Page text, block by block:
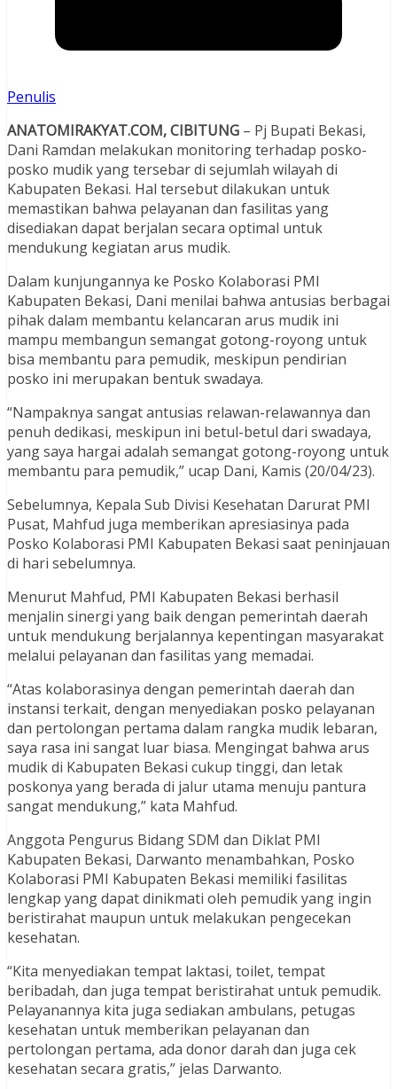
Penulis
ANATOMIRAKYAT.COM, CIBITUNG – Pj Bupati Bekasi,
Dani Ramdan melakukan monitoring terhadap posko-
posko mudik yang tersebar di sejumlah wilayah di
Kabupaten Bekasi. Hal tersebut dilakukan untuk
memastikan bahwa pelayanan dan fasilitas yang
disediakan dapat berjalan secara optimal untuk
mendukung kegiatan arus mudik.
Dalam kunjungannya ke Posko Kolaborasi PMI
Kabupaten Bekasi, Dani menilai bahwa antusias berbagai
pihak dalam membantu kelancaran arus mudik ini
mampu membangun semangat gotong-royong untuk
bisa membantu para pemudik, meskipun pendirian
posko ini merupakan bentuk swadaya.
“Nampaknya sangat antusias relawan-relawannya dan
penuh dedikasi, meskipun ini betul-betul dari swadaya,
yang saya hargai adalah semangat gotong-royong untuk
membantu para pemudik,” ucap Dani, Kamis (20/04/23).
Sebelumnya, Kepala Sub Divisi Kesehatan Darurat PMI
Pusat, Mahfud juga memberikan apresiasinya pada
Posko Kolaborasi PMI Kabupaten Bekasi saat peninjauan
di hari sebelumnya.
Menurut Mahfud, PMI Kabupaten Bekasi berhasil
menjalin sinergi yang baik dengan pemerintah daerah
untuk mendukung berjalannya kepentingan masyarakat
melalui pelayanan dan fasilitas yang memadai.
“Atas kolaborasinya dengan pemerintah daerah dan
instansi terkait, dengan menyediakan posko pelayanan
dan pertolongan pertama dalam rangka mudik lebaran,
saya rasa ini sangat luar biasa. Mengingat bahwa arus
mudik di Kabupaten Bekasi cukup tinggi, dan letak
poskonya yang berada di jalur utama menuju pantura
sangat mendukung,” kata Mahfud.
Anggota Pengurus Bidang SDM dan Diklat PMI
Kabupaten Bekasi, Darwanto menambahkan, Posko
Kolaborasi PMI Kabupaten Bekasi memiliki fasilitas
lengkap yang dapat dinikmati oleh pemudik yang ingin
beristirahat maupun untuk melakukan pengecekan
kesehatan.
“Kita menyediakan tempat laktasi, toilet, tempat
beribadah, dan juga tempat beristirahat untuk pemudik.
Pelayanannya kita juga sediakan ambulans, petugas
kesehatan untuk memberikan pelayanan dan
pertolongan pertama, ada donor darah dan juga cek
kesehatan secara gratis,” jelas Darwanto.